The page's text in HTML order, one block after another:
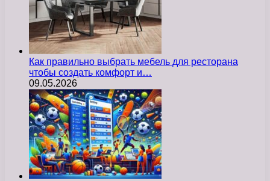
Как правильно выбрать мебель для ресторана
чтобы создать комфорт и…
09.05.2026